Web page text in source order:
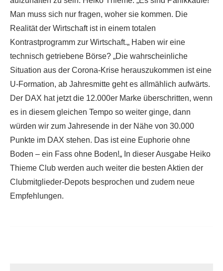
Man muss sich nur fragen, woher sie kommen. Die
Realität der Wirtschaft ist in einem totalen
Kontrastprogramm zur Wirtschaft.„ Haben wir eine
technisch getriebene Börse? „Die wahrscheinliche
Situation aus der Corona-Krise herauszukommen ist eine
U-Formation, ab Jahresmitte geht es allmählich aufwärts.
Der DAX hat jetzt die 12.000er Marke überschritten, wenn
es in diesem gleichen Tempo so weiter ginge, dann
würden wir zum Jahresende in der Nähe von 30.000
Punkte im DAX stehen. Das ist eine Euphorie ohne
Boden – ein Fass ohne Boden!„ In dieser Ausgabe Heiko
Thieme Club werden auch weiter die besten Aktien der
Clubmitglieder-Depots besprochen und zudem neue
Empfehlungen.